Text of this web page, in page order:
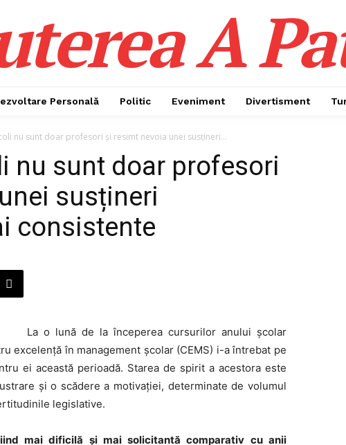
A
Personală Politic Eveniment Divertisment
nu sunt doar profesori și resimt nevoia unei susțineri...
nu sunt doar profesori
susțineri
consistente
La o lună de la începerea cursurilor anului școlar
excelență în management școlar (CEMS) i-a întrebat pe
ei această perioadă. Starea de spirit a acestora este
și o scădere a motivației, determinate de volumul
legislative.
mai dificilă și mai solicitantă comparativ cu anii